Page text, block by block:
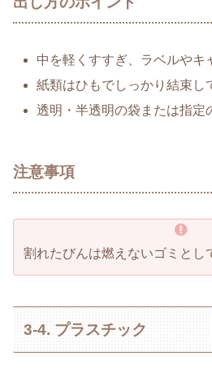
中を軽くすすぎ、ラベルやキ
紙類はひもでしっかり結束し
透明・半透明の袋または指定
注意事項
割れたびんは燃えないゴミとし
3-4. プラスチック